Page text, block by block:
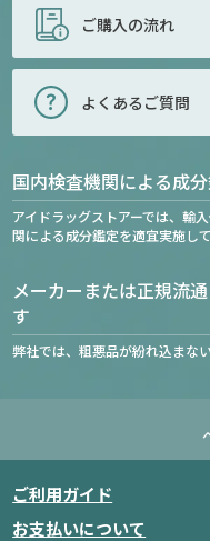
ご購入の流れ
よくあるご質問
国内検査機関による成
アイドラッグストアーでは、輸
関による成分鑑定を適宜実施して
メーカーまたは正規流
す
弊社では、粗悪品が紛れ込まな
ご利用ガイド
お支払いについて